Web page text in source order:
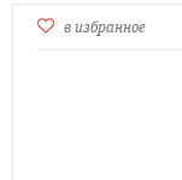
в избранное